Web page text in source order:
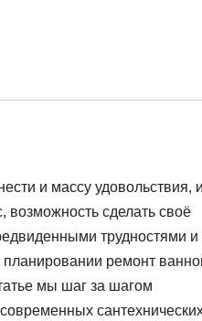
и массу удовольствия,
возможность сделать своё
трудностями и
ремонт
мы шаг за шагом